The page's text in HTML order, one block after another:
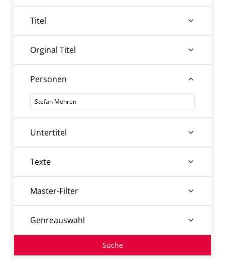
Titel
Orginal Titel
Personen
Personen
Untertitel
Texte
Master-Filter
Genreauswahl
Suche